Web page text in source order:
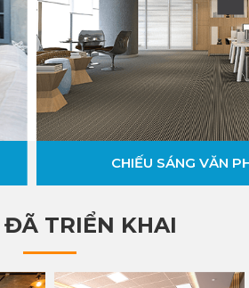
VĂN PHÒNG CÔNG SỞ
TRIỂN KHAI